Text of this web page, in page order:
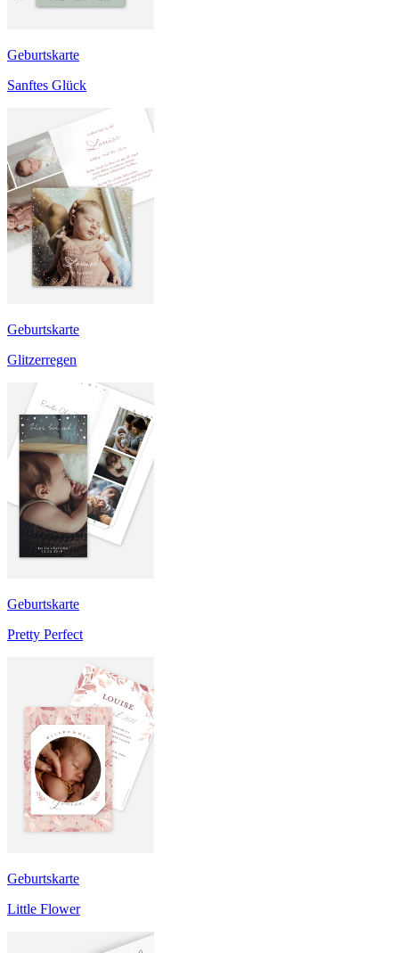
Geburtskarte
Sanftes Glück
Geburtskarte
Glitzerregen
Geburtskarte
Pretty Perfect
Geburtskarte
Little Flower